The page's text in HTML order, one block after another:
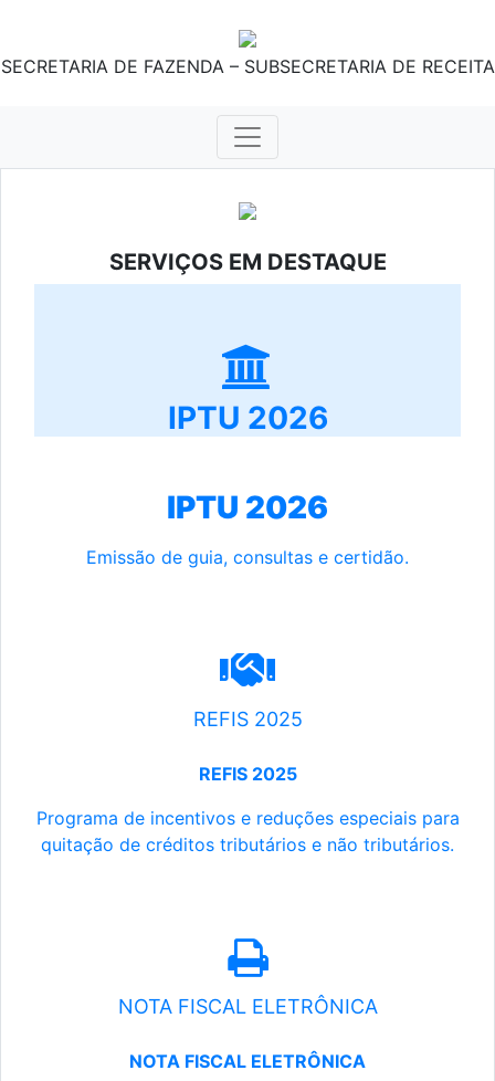
SECRETARIA DE FAZENDA – SUBSECRETARIA DE RECEITA
SERVIÇOS EM DESTAQUE
IPTU 2026
IPTU 2026
Emissão de guia, consultas e certidão.
REFIS 2025
REFIS 2025
Programa de incentivos e reduções especiais para
quitação de créditos tributários e não tributários.
NOTA FISCAL ELETRÔNICA
NOTA FISCAL ELETRÔNICA